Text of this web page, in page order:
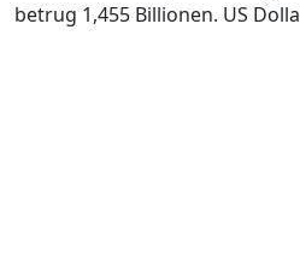
betrug 1,455 Billionen. US